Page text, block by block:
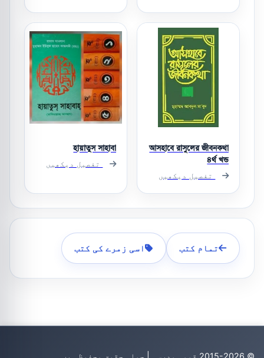
আসহাবে রাসুলের জীবনকথা
৪র্থ খন্ড
تفصیل دیکھیں
হায়াতুস সাহাবা
تفصیل دیکھیں
تمام کتب اسی زمرے کی کتب
© 2015-2026 قومی مدرسہ | جملہ حقوق محفوظ ہیں